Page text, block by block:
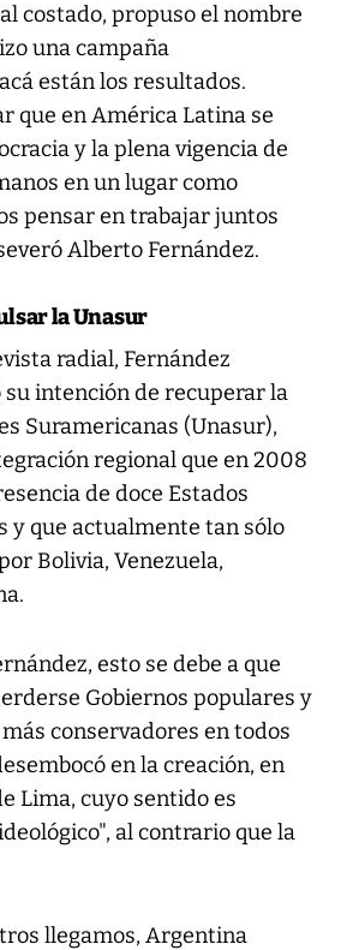
costado, propuso el nombre
una campaña
están los resultados.
que en América Latina se
y la plena vigencia de
en un lugar como
pensar en trabajar juntos
Alberto Fernández.
la Unasur
radial, Fernández
intención de recuperar la
Suramericanas (Unasur),
regional que en 2008
de doce Estados
y que actualmente tan sólo
Bolivia, Venezuela,
esto se debe a que
Gobiernos populares y
conservadores en todos
en la creación, en
Lima, cuyo sentido es
al contrario que la
llegamos, Argentina